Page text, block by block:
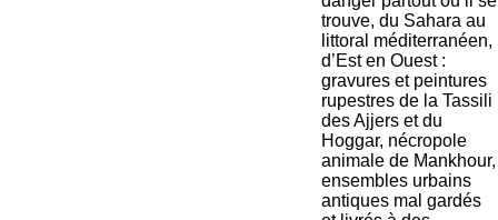
trouve, du Sahara au
littoral méditerranéen,
d’Est en Ouest :
gravures et peintures
rupestres de la Tassili
des Ajjers et du
Hoggar, nécropole
animale de Mankhour,
ensembles urbains
antiques mal gardés